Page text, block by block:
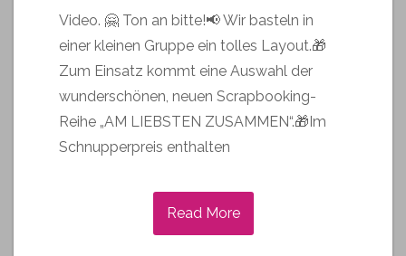
Video. 🤗 Ton an bitte!📢 Wir basteln in
einer kleinen Gruppe ein tolles Layout.🎁
Zum Einsatz kommt eine Auswahl der
wunderschönen, neuen Scrapbooking-
Reihe „AM LIEBSTEN ZUSAMMEN“.🎁Im
Schnupperpreis enthalten
Read More